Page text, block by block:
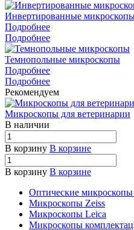
Инвертированные
Подробнее
Подробнее
Темнопольные микроскопы
Подробнее
Подробнее
Рекомендуем
Микроскопы для ветеринарии
В наличии
В корзину В корзине
В корзину В корзине
Оптические
Микроскопы Zeiss
Микроскопы Leica
Микроскопы